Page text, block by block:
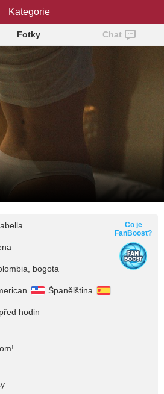
Fraser18
Fotky Chat
bogota
Španělština
hodin
Co je
FanBoost?
Kategorie